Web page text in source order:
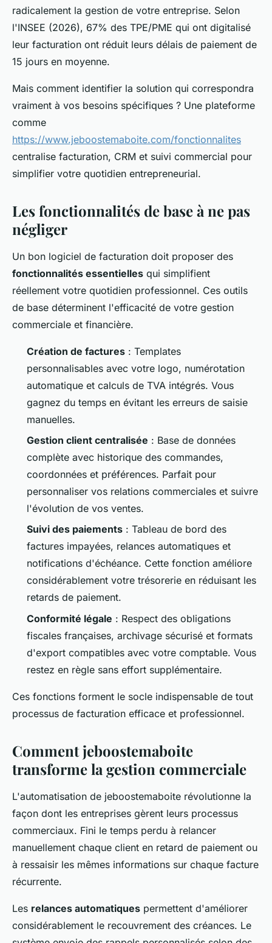
radicalement la gestion de votre entreprise. Selon
l'INSEE (2026), 67% des TPE/PME qui ont digitalisé
leur facturation ont réduit leurs délais de paiement de
15 jours en moyenne.
Mais comment identifier la solution qui correspondra
vraiment à vos besoins spécifiques ? Une plateforme
comme
https://www.jeboostemaboite.com/fonctionnalites
centralise facturation, CRM et suivi commercial pour
simplifier votre quotidien entrepreneurial.
Les fonctionnalités de base à ne pas
négliger
Un bon logiciel de facturation doit proposer des
fonctionnalités essentielles qui simplifient
réellement votre quotidien professionnel. Ces outils
de base déterminent l'efficacité de votre gestion
commerciale et financière.
Création de factures : Templates
personnalisables avec votre logo, numérotation
automatique et calculs de TVA intégrés. Vous
gagnez du temps en évitant les erreurs de saisie
manuelles.
Gestion client centralisée : Base de données
complète avec historique des commandes,
coordonnées et préférences. Parfait pour
personnaliser vos relations commerciales et suivre
l'évolution de vos ventes.
Suivi des paiements : Tableau de bord des
factures impayées, relances automatiques et
notifications d'échéance. Cette fonction améliore
considérablement votre trésorerie en réduisant les
retards de paiement.
Conformité légale : Respect des obligations
fiscales françaises, archivage sécurisé et formats
d'export compatibles avec votre comptable. Vous
restez en règle sans effort supplémentaire.
Ces fonctions forment le socle indispensable de tout
processus de facturation efficace et professionnel.
Comment jeboostemaboite
transforme la gestion commerciale
L'automatisation de jeboostemaboite révolutionne la
façon dont les entreprises gèrent leurs processus
commerciaux. Fini le temps perdu à relancer
manuellement chaque client en retard de paiement ou
à ressaisir les mêmes informations sur chaque facture
récurrente.
Les relances automatiques permettent d'améliorer
considérablement le recouvrement des créances. Le